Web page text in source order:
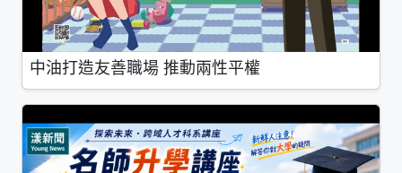
中油打造友善職場 推動兩性平權